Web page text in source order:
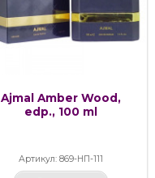
Ajmal Amber Wood,
edp., 100 ml
Артикул: 869-НП-111